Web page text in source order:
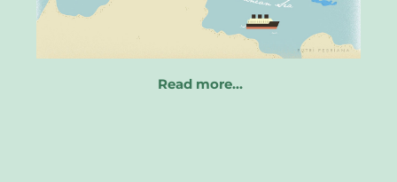
Read more…